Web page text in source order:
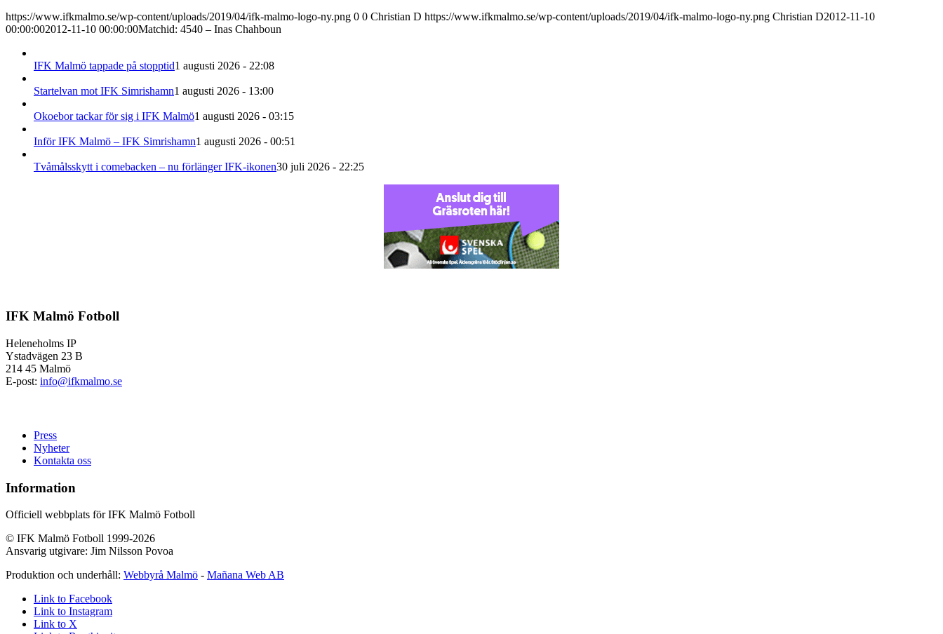
https://www.ifkmalmo.se/wp-content/uploads/2019/04/ifk-malmo-logo-ny.png 0 0 Christian D https://www.ifkmalmo.se/wp-content/uploads/2019/04/ifk-malmo-logo-ny.png Christian D2012-11-10
00:00:002012-11-10 00:00:00Matchid: 4540 – Inas Chahboun
IFK Malmö tappade på stopptid1 augusti 2026 - 22:08
Startelvan mot IFK Simrishamn1 augusti 2026 - 13:00
Okoebor tackar för sig i IFK Malmö1 augusti 2026 - 03:15
Inför IFK Malmö – IFK Simrishamn1 augusti 2026 - 00:51
Tvåmålsskytt i comebacken – nu förlänger IFK-ikonen30 juli 2026 - 22:25
IFK Malmö Fotboll
Heleneholms IP
Ystadvägen 23 B
214 45 Malmö
E-post: info@ifkmalmo.se
Press
Nyheter
Kontakta oss
Information
Officiell webbplats för IFK Malmö Fotboll
© IFK Malmö Fotboll 1999-2026
Ansvarig utgivare: Jim Nilsson Povoa
Produktion och underhåll: Webbyrå Malmö - Mañana Web AB
Link to Facebook
Link to Instagram
Link to X